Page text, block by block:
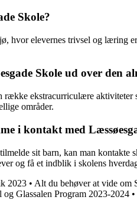
Skole?
hvor elevernes trivsel og
Skole ud over den
ekstracurriculære
områder.
i kontakt med
sit barn, kan man
og få et indblik i skolens
2023 • Alt du behøver at vide om
Glassalen Program 2023-2024 •